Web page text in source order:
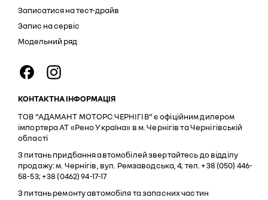
Записатися на тест-драйв
Запис на сервіс
Модельний ряд
КОНТАКТНА ІНФОРМАЦІЯ
ТОВ "АДАМАНТ МОТОРС ЧЕРНІГІВ" є офіційним дилером
імпортера АТ «Рено Україна» в м. Чернігів та Чернігівській
області
З питань придбання автомобілей звертайтесь до відділу
продажу: м. Чернігів, вул. Ремзаводська, 4; тел. +38 (050) 446-
58-53; +38 (0462) 94-17-17
З питань ремонту автомобіля та запасних частин